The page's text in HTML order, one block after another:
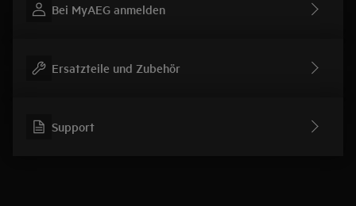
Bei MyAEG anmelden
Ersatzteile und Zubehör
Support